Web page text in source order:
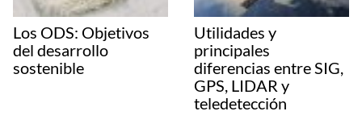
Los ODS: Objetivos
del desarrollo
sostenible
Utilidades y
principales
diferencias entre SIG,
GPS, LIDAR y
teledetección